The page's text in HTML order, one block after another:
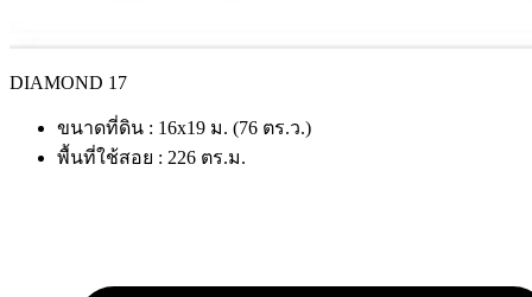
DIAMOND 17
ขนาดที่ดิน : 16x19 ม. (76 ตร.ว.)
พื้นที่ใช้สอย : 226 ตร.ม.